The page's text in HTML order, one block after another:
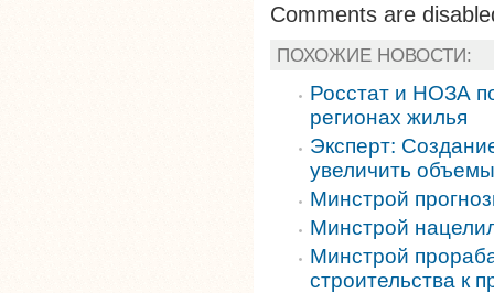
Comments are
ПОХОЖИЕ НОВОСТИ:
Росстат и НОЗА
регионах жилья
Эксперт:
увеличить
Минстрой
Минстрой
Минстрой
строительства к